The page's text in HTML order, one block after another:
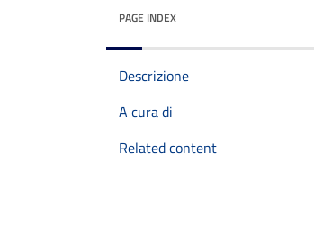
PAGE INDEX
Descrizione
A cura di
Related content